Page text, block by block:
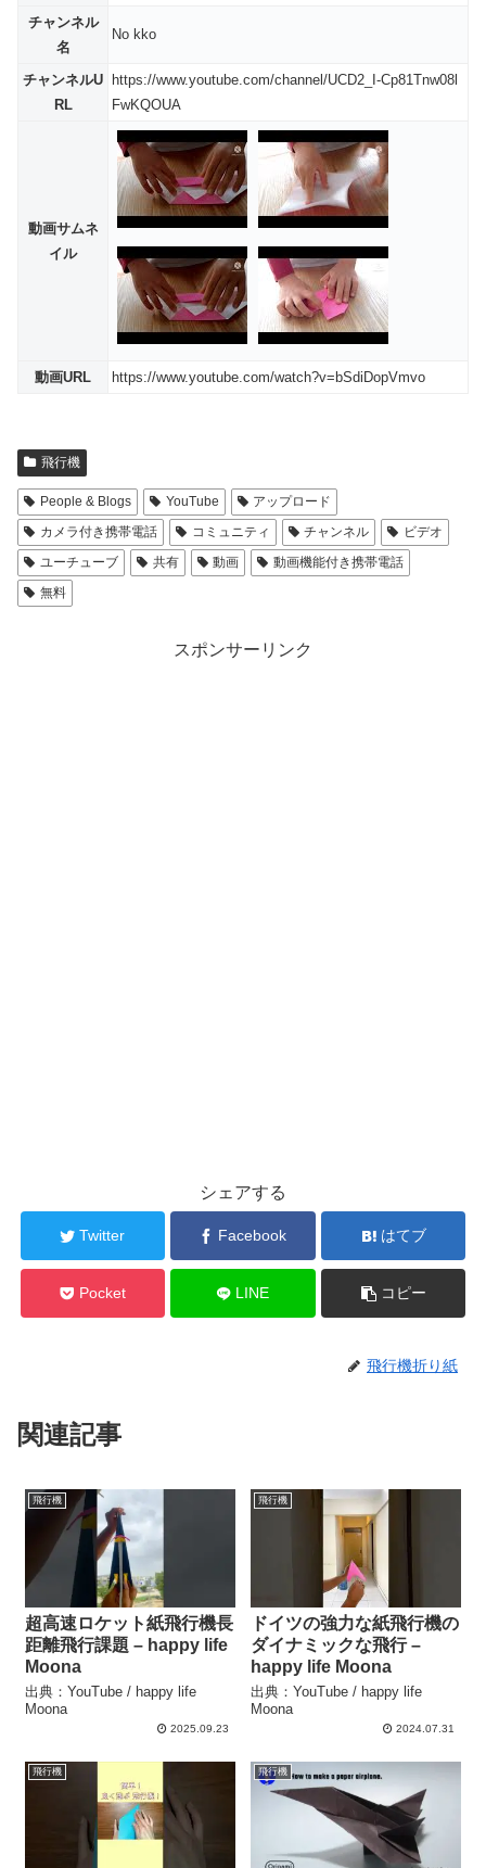
チャンネル
名
No kko
チャンネルU
RL
https://www.youtube.com/channel/UCD2_I-Cp81Tnw08l
FwKQOUA
動画サムネ
イル
動画URL https://www.youtube.com/watch?v=bSdiDopVmvo
飛行機
People & Blogs YouTube
アップロード
カメラ付き携帯電話
コミュニティ チャンネル
ビデオ
ユーチューブ
共有 動画
動画機能付き携帯電話
無料
スポンサーリンク
シェアする
Twitter Facebook はてブ
Pocket LINE コピー
飛行機折り紙
関連記事
飛行機
超高速ロケット紙飛行機長
距離飛行課題 – happy life
Moona
出典：YouTube / happy life
Moona
2025.09.23
飛行機
ドイツの強力な紙飛行機の
ダイナミックな飛行 –
happy life Moona
出典：YouTube / happy life
Moona
2024.07.31
飛行機 飛行機